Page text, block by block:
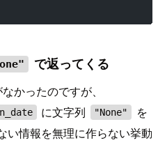
で返ってくる
かったのですが、
に文字列 "None"
を
い情報を無理に作らない挙動